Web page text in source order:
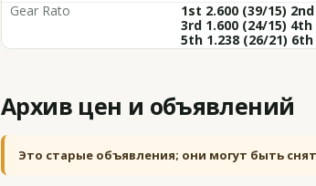
Gear Rato
1st 2.600 (39/15)
3rd 1.600 (24/15) 4th
5th 1.238 (26/21) 6th
Архив цен и объявлений
Это старые объявления; они могут быть